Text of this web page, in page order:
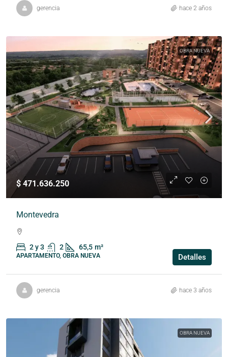
gerencia hace 2 años
OBRA NUEVA
$ 471.636.250
Montevedra
2 y 3 2 65,5 m²
APARTAMENTO, OBRA NUEVA Detalles
gerencia hace 3 años
OBRA NUEVA